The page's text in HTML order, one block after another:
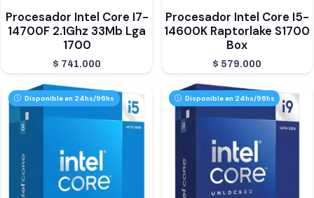
Procesador Intel Core I7-
14700F 2.1Ghz 33Mb Lga
1700
$ 741.000
Procesador Intel Core I5-
14600K Raptorlake S1700
Box
$ 579.000
Disponible en 24hs/96hs Disponible en 24hs/96hs